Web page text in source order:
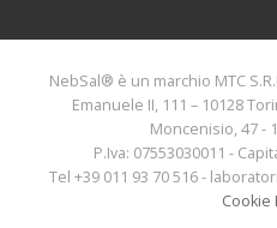
NebSal® è un marchio MTC
Emanuele II, 111 – 10128
Moncenisio, 47 -
P.Iva: 07553030011 -
Tel +39 011 93 70 516 -
Cookie